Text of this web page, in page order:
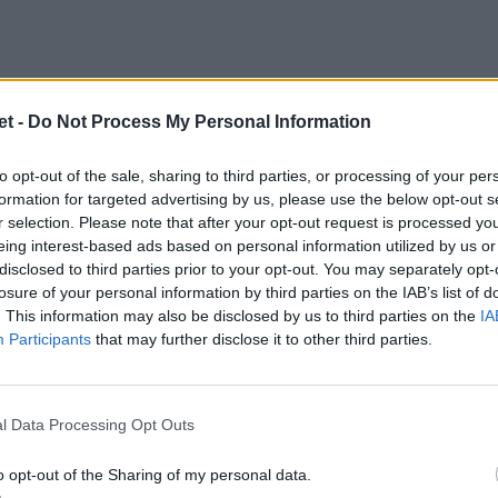
- Do Not Process My Personal Information
opt-out of the sale, sharing to third parties, or processing of your
for targeted advertising by us, please use the below opt-out
selection. Please note that after your opt-out request is processed
interest-based ads based on personal information utilized by us
to third parties prior to your opt-out. You may separately
of your personal information by third parties on the IAB’s list of
This information may also be disclosed by us to third parties on the
Participants that may further disclose it to other third parties.
Data Processing Opt Outs
opt-out of the Sharing of my personal data.
tratti quasi imbarazzante. D'altronde
una parte c'era la super potenza del
del mondo e del Championship, capace di
una rosa sterminata e una prospettiva di
squadra reduce da 20 sconfitte nelle
sofferte solo contro il Giappone, in una
si vede la fine.